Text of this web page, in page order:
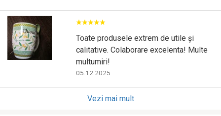
Toate produsele extrem de utile și
calitative. Colaborare excelenta! Multe
multumiri!
05.12.2025
Vezi mai mult